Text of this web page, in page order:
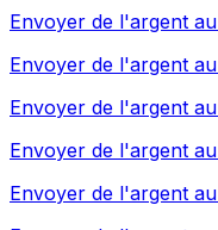
Envoyer de l'argent au
Envoyer de l'argent au
Envoyer de l'argent au
Envoyer de l'argent au
Envoyer de l'argent au